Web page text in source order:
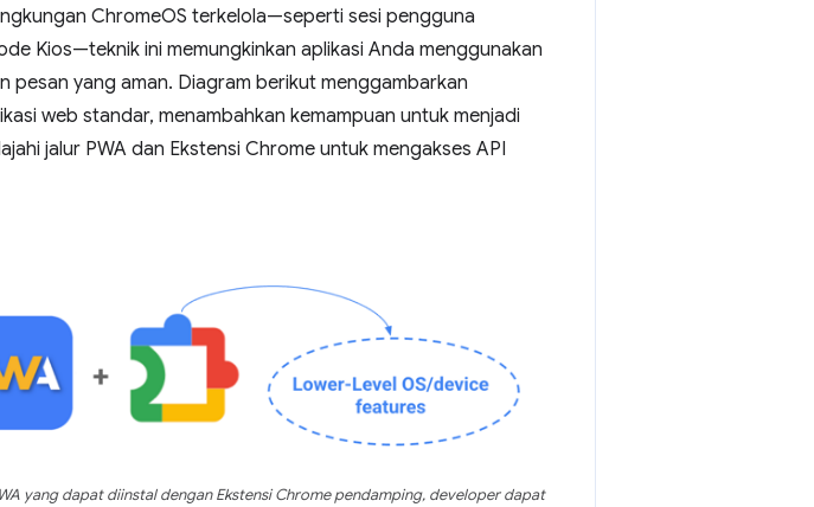
ChromeOS terkelola—seperti sesi pengguna
Kios—teknik ini memungkinkan aplikasi Anda menggunakan
pesan yang aman. Diagram berikut menggambarkan
web standar, menambahkan kemampuan untuk menjadi
jalur PWA dan Ekstensi Chrome untuk mengakses API
yang dapat diinstal dengan Ekstensi Chrome pendamping, developer dapat